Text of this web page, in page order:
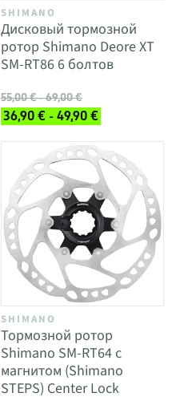
SHIMANO
Дисковый тормозной
ротор Shimano Deore XT
SM-RT86 6 болтов
55,00 € - 69,00 €
36,90 € - 49,90 €
SHIMANO
Тормозной ротор
Shimano SM-RT64 с
магнитом (Shimano
STEPS) Center Lock